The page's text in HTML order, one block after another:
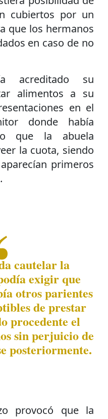
cubiertos por un
que los hermanos
en caso de no
acreditado su
alimentos a su
en el
donde había
que la abuela
la cuota, siendo
primeros
cautelar la
exigir que
otros parientes
de prestar
procedente el
sin perjuicio de
posteriormente.
provocó que la